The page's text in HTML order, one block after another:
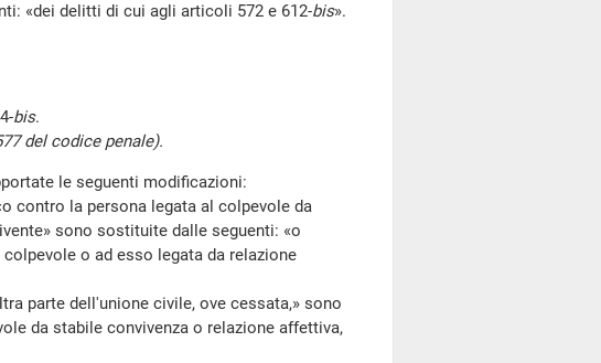
«dei delitti di cui agli articoli 572 e 612-bis».
bis.
del codice penale).
le seguenti modificazioni:
contro la persona legata al colpevole da
sono sostituite dalle seguenti: «o
o ad esso legata da relazione
parte dell'unione civile, ove cessata,» sono
da stabile convivenza o relazione affettiva,